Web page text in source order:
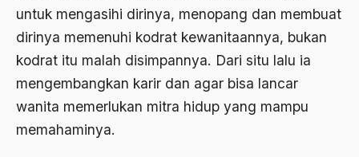
untuk mengasihi dirinya, menopang dan membuat
dirinya memenuhi kodrat kewanitaannya, bukan
kodrat itu malah disimpannya. Dari situ lalu ia
mengembangkan karir dan agar bisa lancar
wanita memerlukan mitra hidup yang mampu
memahaminya.
Budaya Pesantren
Budaya Politik
Budayawan
Budd Schulberg